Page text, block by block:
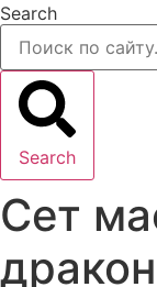
Search
Search
Сет